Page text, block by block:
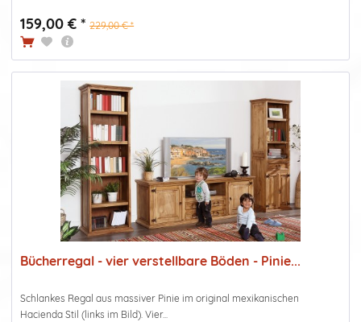
159,00 € * 229,00 € *
Bücherregal - vier verstellbare Böden - Pinie...
Schlankes Regal aus massiver Pinie im original mexikanischen
Hacienda Stil (links im Bild). Vier...